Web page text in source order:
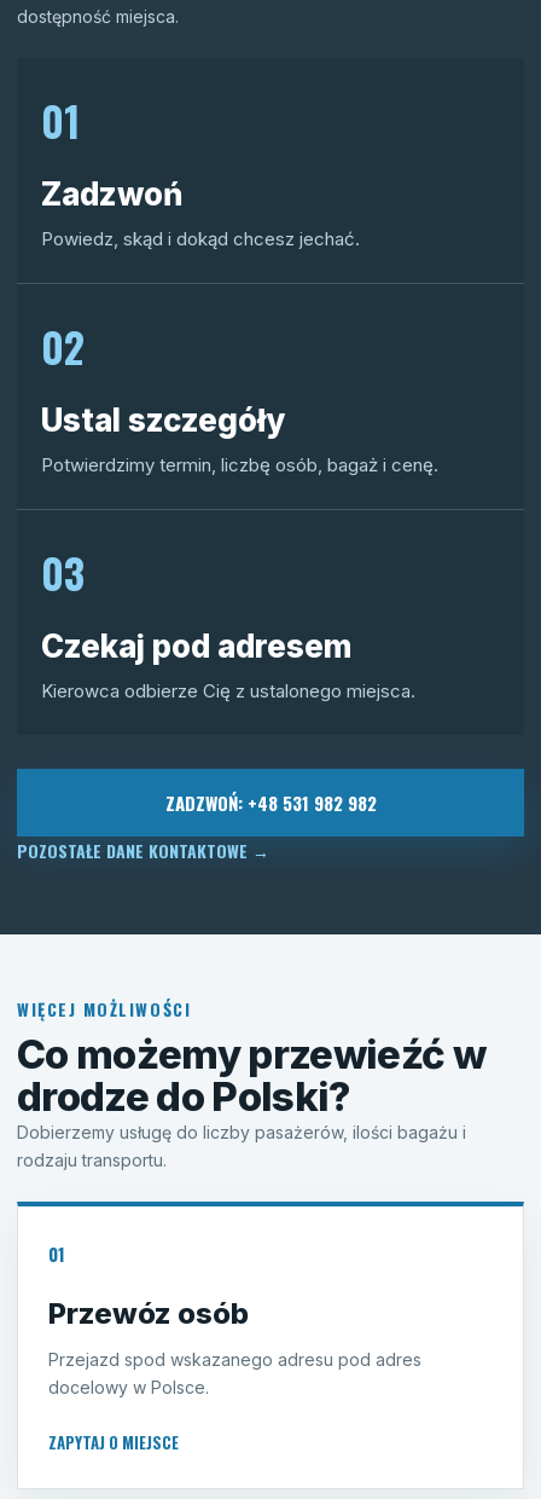
dostępność miejsca.
01
Zadzwoń
Powiedz, skąd i dokąd chcesz jechać.
02
Ustal szczegóły
Potwierdzimy termin, liczbę osób, bagaż i cenę.
03
Czekaj pod adresem
Kierowca odbierze Cię z ustalonego miejsca.
ZADZWOŃ: +48 531 982 982
POZOSTAŁE DANE KONTAKTOWE →
WIĘCEJ MOŻLIWOŚCI
Co możemy przewieźć w
drodze do Polski?
Dobierzemy usługę do liczby pasażerów, ilości bagażu i
rodzaju transportu.
01
Przewóz osób
Przejazd spod wskazanego adresu pod adres
docelowy w Polsce.
ZAPYTAJ O MIEJSCE